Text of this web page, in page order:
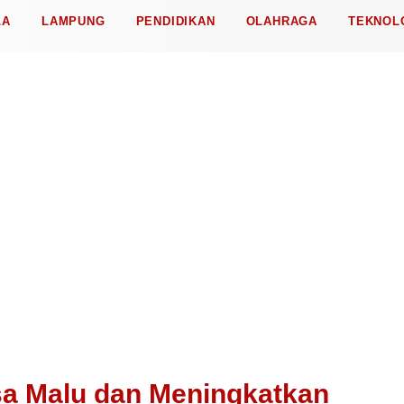
LAMPUNG PENDIDIKAN OLAHRAGA
Malu dan Meningkatkan